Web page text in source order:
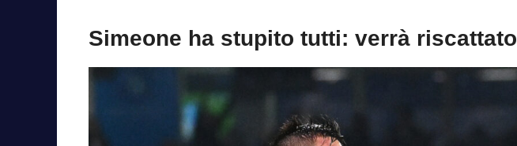
Simeone ha stupito tutti: verrà riscattato